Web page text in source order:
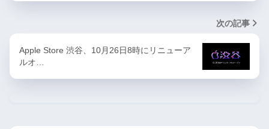
次の記事
Apple Store 渋谷、10月26日8時にリニューア
ルオ…